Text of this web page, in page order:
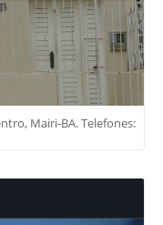
Mairi-BA. Telefones: